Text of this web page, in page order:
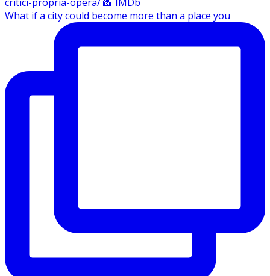
What if a city could become more than a place you